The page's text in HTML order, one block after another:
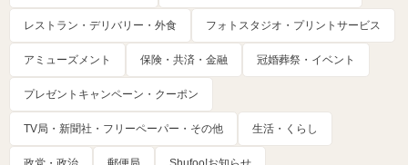
レストラン・デリバリー・外食 フォトスタジオ・プリントサービス
アミューズメント 保険・共済・金融 冠婚葬祭・イベント
プレゼントキャンペーン・クーポン
TV局・新聞社・フリーペーパー・その他 生活・くらし